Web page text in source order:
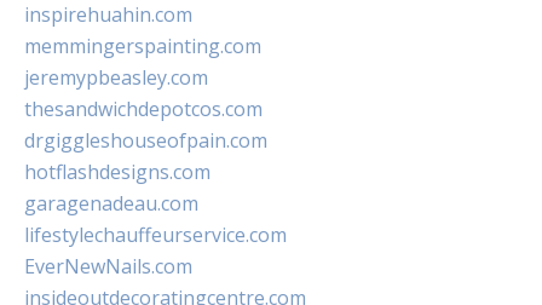
inspirehuahin.com
memmingerspainting.com
jeremypbeasley.com
thesandwichdepotcos.com
drgiggleshouseofpain.com
hotflashdesigns.com
garagenadeau.com
lifestylechauffeurservice.com
EverNewNails.com
insideoutdecoratingcentre.com